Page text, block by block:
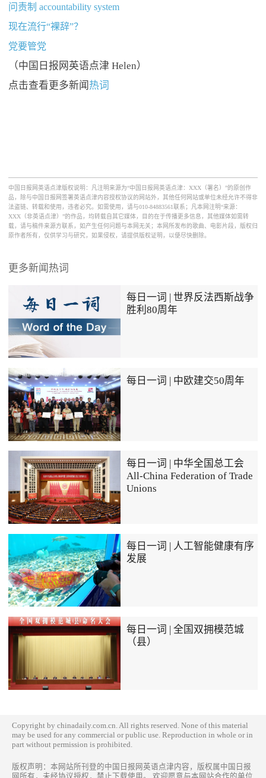
问责制 accountability system
现在流行“裸辞”？
党要管党
（中国日报网英语点津 Helen）
点击查看更多新闻 热词
中国日报网英语点津版权说明：凡注明来源为“中国日报网英语点津：XXX（署名）”的原创作
品，除与中国日报网签署英语点津内容授权协议的网站外，其他任何网站或单位未经允许不得非
法盗链、转载和使用，违者必究。如需使用，请与010-84883561联系；凡本网注明“来源：
XXX（非英语点津）”的作品，均转载自其它媒体，目的在于传播更多信息，其他媒体如需转
载，请与稿件来源方联系，如产生任何问题与本网无关；本网所发布的歌曲、电影片段，版权归
原作者所有，仅供学习与研究，如果侵权，请提供版权证明，以便尽快删除。
更多新闻热词
每日一词 | 世界反法西斯战争
胜利80周年
每日一词 | 中欧建交50周年
每日一词 | 中华全国总工会
All-China Federation of Trade
Unions
每日一词 | 人工智能健康有序
发展
每日一词 | 全国双拥模范城
（县）
Copyright by chinadaily.com.cn. All rights reserved. None of this material
may be used for any commercial or public use. Reproduction in whole or in
part without permission is prohibited.
版权声明：本网站所刊登的中国日报网英语点津内容，版权属中国日报
网所有，未经协议授权，禁止下载使用。 欢迎愿意与本网站合作的单位